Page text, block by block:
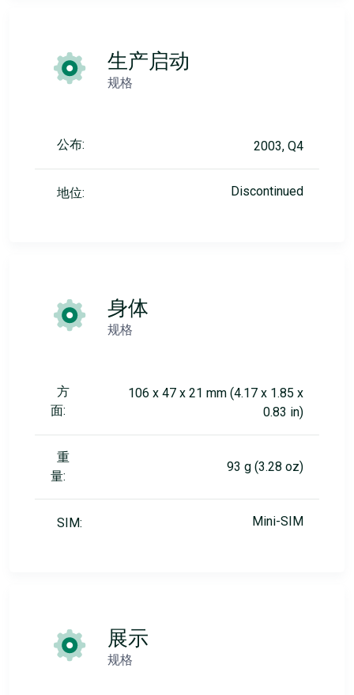
生产启动
规格
公布: 2003, Q4
地位: Discontinued
身体
规格
方
面:
106 x 47 x 21 mm (4.17 x 1.85 x
0.83 in)
重
量:
93 g (3.28 oz)
SIM: Mini-SIM
展示
规格